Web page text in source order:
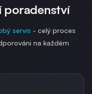
poradenství
servis - celý proces
na každém